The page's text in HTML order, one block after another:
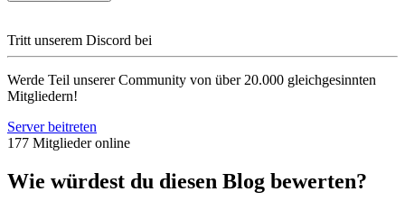
Tritt unserem Discord bei
Werde Teil unserer Community von über 20.000 gleichgesinnten
Mitgliedern!
Server beitreten
177 Mitglieder online
Wie würdest du diesen Blog bewerten?